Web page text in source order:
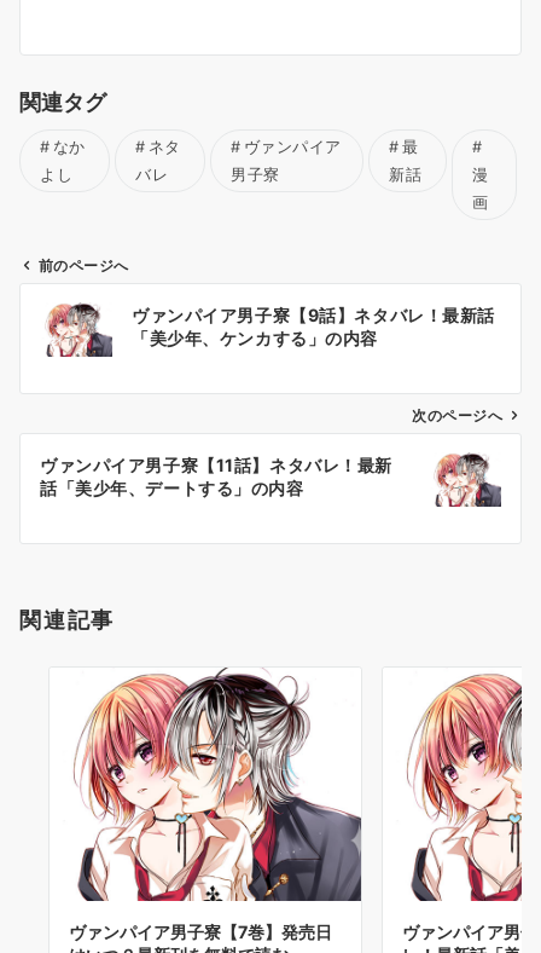
関連タグ
なか
よし
ネタ
バレ
ヴァンパイア
男子寮
最
新話
漫
画
ン
前のページへ
ヴァンパイア男子寮【9話】ネタバレ！最新話
「美少年、ケンカする」の内容
次のページへ
ヴァンパイア男子寮【11話】ネタバレ！最新
話「美少年、デートする」の内容
関連記事
ヴァンパイア男子寮【7巻】発売日
ヴァンパイア男